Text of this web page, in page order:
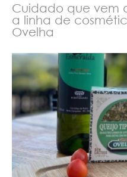
Cuidado que vem
a linha de
Ovelha